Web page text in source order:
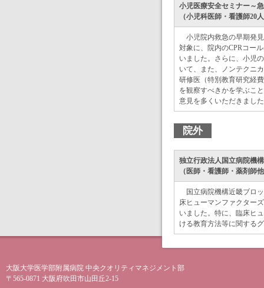
小児医療安全セミナー～
（小児科医師・看護師20
小児院内救急の早期発
対象に、院内のCPRコー
いました。さらに、小児
いて、また、ノンテクニ
研修医（特別教育研究経
を観察すべきかを学ぶこ
意見を多くいただきまし
院外
独立行政法人国立病院機
（医師・看護師・薬剤師
国立病院機構近畿ブロ
床ヒューマンファクター
いました。特に、臨床ヒ
ける教育方法等に関する
大阪大学医学部附属病院 中央クオリティマネジメント部
〒565-0871 大阪府吹田市山田丘2-15